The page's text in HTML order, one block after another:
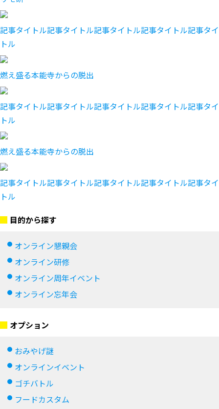
記事タイトル記事タイトル記事タイトル記事タイトル記事タイ
トル
燃え盛る本能寺からの脱出
記事タイトル記事タイトル記事タイトル記事タイトル記事タイ
トル
燃え盛る本能寺からの脱出
記事タイトル記事タイトル記事タイトル記事タイトル記事タイ
トル
目的から探す
オンライン懇親会
オンライン研修
オンライン周年イベント
オンライン忘年会
オプション
おみやげ謎
オンラインイベント
ゴチバトル
フードカスタム